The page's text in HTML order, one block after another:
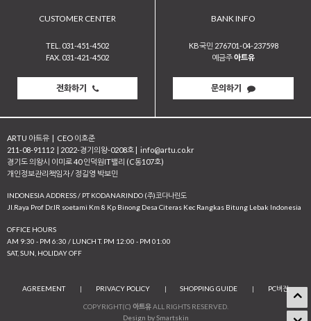
CUSTOMER CENTER
TEL. 031-451-4502
FAX. 031-421-4502
전화하기
BANK INFO
KB국민 276701-04-237598
예금주아트유
문의하기
ARTU 아트유
CEO 이호준
211-08-91112
2022-경기의왕-0208호
info@artu.co.kr
경기도 의왕시 이미로 40 인덕원IT밸리 (C동107호)
개인정보관리책임자 / 정길영 박보민
INDONESIA ADDRESS / PT KODANARINDO (주)코다나린도
JI.Raya Prof Dr.IR soetami Km 8 Kp Binong Desa Citeras Kec Rangkas Bitung Lebak Indonesia
OFFICE HOURS
AM 9:30 - PM 6:30 / LUNCH T. PM 12:00 - PM 01:00
SAT, SUN, HOLIDAY OFF
AGREEMENT | PRIVACY POLICY | SHOPPING GUIDE | PC버전
COPYRIGHT(C) 아트유ALL RIGHTS RESERVED.